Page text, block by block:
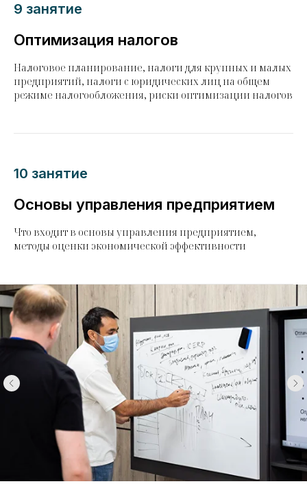
9 занятие
Оптимизация налогов
Налоговое планирование, налоги для крупных и малых
предприятий, налоги с юридических лиц на общем
режиме налогообложения, риски оптимизации налогов
10 занятие
Основы управления предприятием
Что входит в основы управления предприятием,
методы оценки экономической эффективности